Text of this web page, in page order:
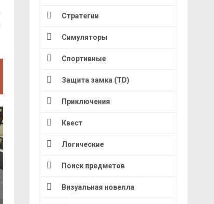
Стратегии
Симуляторы
Спортивные
Защита замка (TD)
Приключения
Квест
Логические
Поиск предметов
Визуальная новелла